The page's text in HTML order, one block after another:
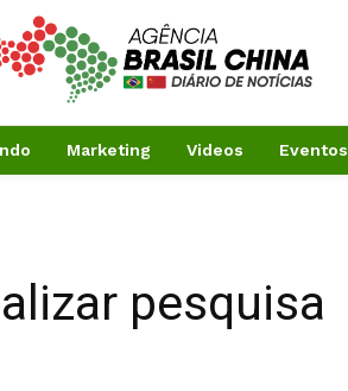
Marketing Videos Eventos
pesquisa